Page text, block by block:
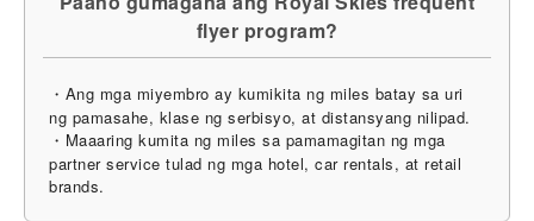
flyer program?
・Ang mga miyembro ay kumikita ng miles batay sa uri
ng pamasahe, klase ng serbisyo, at distansyang nilipad.
・Maaaring kumita ng miles sa pamamagitan ng mga
partner service tulad ng mga hotel, car rentals, at retail
brands.